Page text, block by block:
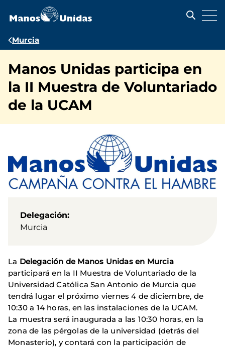
contenido
Ruta
navegación
Murcia
Manos Unidas participa en
la II Muestra de Voluntariado
de la UCAM
Delegación
Murcia
La Delegación de Manos Unidas en Murcia
participará en la II Muestra de Voluntariado de la
Universidad Católica San Antonio de Murcia que
tendrá lugar el próximo viernes 4 de diciembre, de
10:30 a 14 horas, en las instalaciones de la UCAM.
La muestra será inaugurada a las 10:30 horas, en la
zona de las pérgolas de la universidad (detrás del
Monasterio), y contará con la participación de